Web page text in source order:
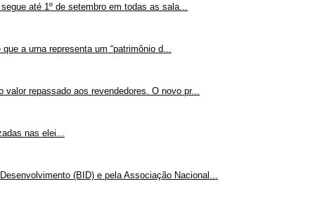
até 1º de setembro em todas as sala...
a urna representa um “patrimônio d...
repassado aos revendedores. O novo pr...
nas elei...
(BID) e pela Associação Nacional...